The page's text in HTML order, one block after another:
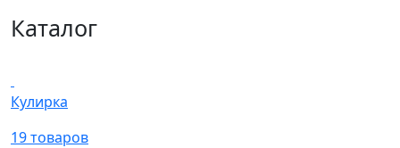
Каталог
Кулирка
19 товаров